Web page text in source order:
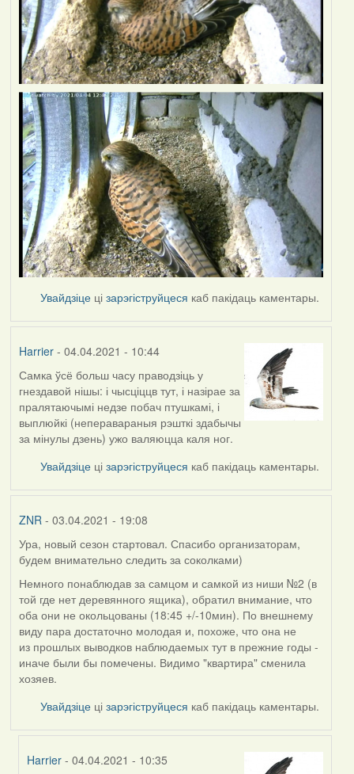
Увайдзіце цізарэгіструйцеся каб пакідаць каментары.
Harrier- 04.04.2021 - 10:44
Самка ўсё больш часу праводзіць у
гнездавой нішы: і чысціццв тут, і назірае за
пралятаючымі недзе побач птушкамі, і
выплюйкі (неперавараныя рэшткі здабычы
за мінулы дзень) ужо валяюцца каля ног.
Увайдзіце цізарэгіструйцеся каб пакідаць каментары.
ZNR - 03.04.2021 - 19:08
Ура, новый сезон стартовал. Спасибо организаторам,
будем внимательно следить за соколками)
Немного понаблюдав за самцом и самкой из ниши №2 (в
той где нет деревянного ящика), обратил внимание, что
оба они не окольцованы (18:45 +/-10мин). По внешнему
виду пара достаточно молодая и, похоже, что она не
из прошлых выводков наблюдаемых тут в прежние годы -
иначе были бы помечены. Видимо "квартира" сменила
хозяев.
Увайдзіце цізарэгіструйцеся каб пакідаць каментары.
Harrier - 04.04.2021 - 10:35